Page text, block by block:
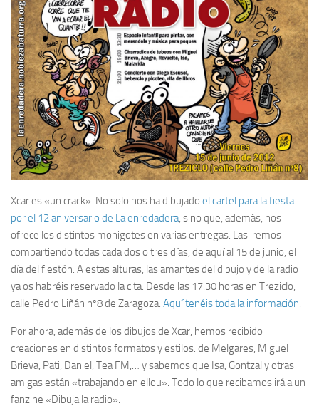
Xcar es «un crack». No solo nos ha dibujado el cartel para la fiesta
por el 12 aniversario de La enredadera, sino que, además, nos
ofrece los distintos monigotes en varias entregas. Las iremos
compartiendo todas cada dos o tres días, de aquí al 15 de junio, el
día del fiestón. A estas alturas, las amantes del dibujo y de la radio
ya os habréis reservado la cita. Desde las 17:30 horas en Treziclo,
calle Pedro Liñán nº8 de Zaragoza. Aquí tenéis toda la información.
Por ahora, además de los dibujos de Xcar, hemos recibido
creaciones en distintos formatos y estilos: de Melgares, Miguel
Brieva, Pati, Daniel, Tea FM,… y sabemos que Isa, Gontzal y otras
amigas están «trabajando en ellou». Todo lo que recibamos irá a un
fanzine «Dibuja la radio».